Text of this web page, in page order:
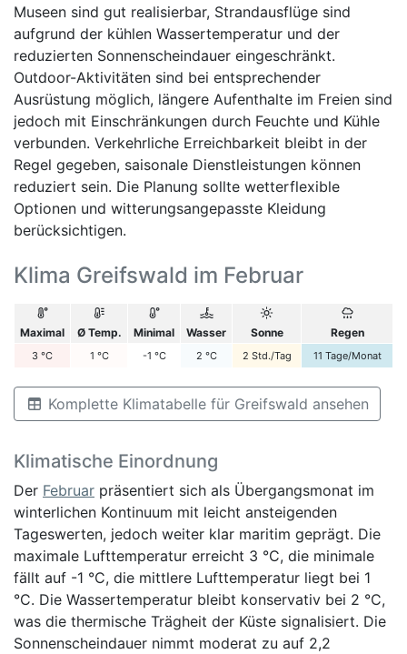
Museen sind gut realisierbar, Strandausflüge sind
aufgrund der kühlen Wassertemperatur und der
reduzierten Sonnenscheindauer eingeschränkt.
Outdoor-Aktivitäten sind bei entsprechender
Ausrüstung möglich, längere Aufenthalte im Freien sind
jedoch mit Einschränkungen durch Feuchte und Kühle
verbunden. Verkehrliche Erreichbarkeit bleibt in der
Regel gegeben, saisonale Dienstleistungen können
reduziert sein. Die Planung sollte wetterflexible
Optionen und witterungsangepasste Kleidung
berücksichtigen.
Klima Greifswald im Februar
Maximal Ø Temp. Minimal Wasser Sonne Regen
3 °C 1 °C -1 °C 2 °C 2 Std./Tag 11 Tage/Monat
Komplette Klimatabelle für Greifswald ansehen
Klimatische Einordnung
Der Februar präsentiert sich als Übergangsmonat im
winterlichen Kontinuum mit leicht ansteigenden
Tageswerten, jedoch weiter klar maritim geprägt. Die
maximale Lufttemperatur erreicht 3 °C, die minimale
fällt auf -1 °C, die mittlere Lufttemperatur liegt bei 1
°C. Die Wassertemperatur bleibt konservativ bei 2 °C,
was die thermische Trägheit der Küste signalisiert. Die
Sonnenscheindauer nimmt moderat zu auf 2,2